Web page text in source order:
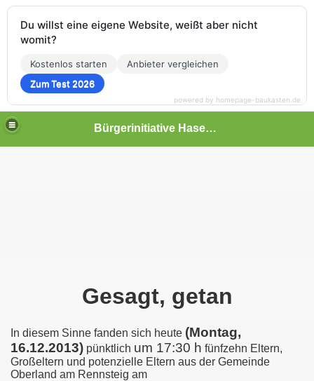
Bürgerinitiative Hasenthal
Gesagt, getan
In diesem Sinne fanden sich heute (Montag,
16.12.2013) pünktlich um 17:30 h fünfzehn Eltern,
Großeltern und potenzielle Eltern aus der Gemeinde
Oberland am Rennsteig am
Du willst eine eigene Website, weißt aber nicht
womit?
Kostenlos starten
Anbieter vergleichen
Zum Test 2026
powered by homepage-baukasten.de